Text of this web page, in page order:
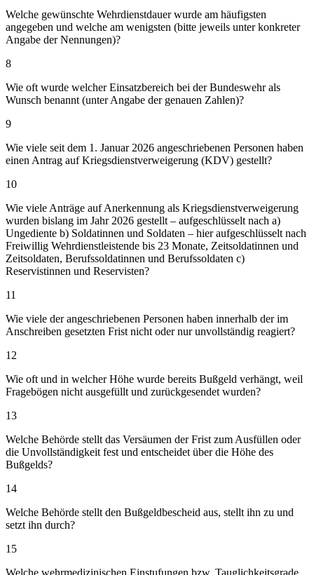
Welche gewünschte Wehrdienstdauer wurde am häufigsten
angegeben und welche am wenigsten (bitte jeweils unter konkreter
Angabe der Nennungen)?
8
Wie oft wurde welcher Einsatzbereich bei der Bundeswehr als
Wunsch benannt (unter Angabe der genauen Zahlen)?
9
Wie viele seit dem 1. Januar 2026 angeschriebenen Personen haben
einen Antrag auf Kriegsdienstverweigerung (KDV) gestellt?
10
Wie viele Anträge auf Anerkennung als Kriegsdienstverweigerung
wurden bislang im Jahr 2026 gestellt – aufgeschlüsselt nach a)
Ungediente b) Soldatinnen und Soldaten – hier aufgeschlüsselt nach
Freiwillig Wehrdienstleistende bis 23 Monate, Zeitsoldatinnen und
Zeitsoldaten, Berufssoldatinnen und Berufssoldaten c)
Reservistinnen und Reservisten?
11
Wie viele der angeschriebenen Personen haben innerhalb der im
Anschreiben gesetzten Frist nicht oder nur unvollständig reagiert?
12
Wie oft und in welcher Höhe wurde bereits Bußgeld verhängt, weil
Fragebögen nicht ausgefüllt und zurückgesendet wurden?
13
Welche Behörde stellt das Versäumen der Frist zum Ausfüllen oder
die Unvollständigkeit fest und entscheidet über die Höhe des
Bußgelds?
14
Welche Behörde stellt den Bußgeldbescheid aus, stellt ihn zu und
setzt ihn durch?
15
Welche wehrmedizinischen Einstufungen bzw. Tauglichkeitsgrade